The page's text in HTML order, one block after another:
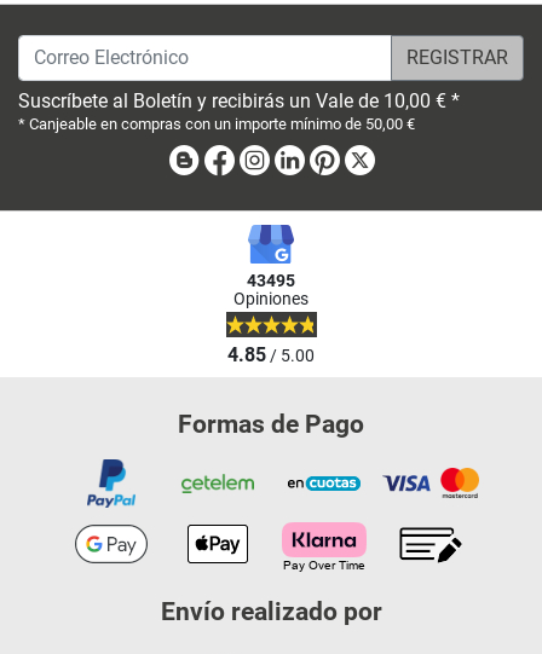
Correo Electrónico
Suscríbete al Boletín y recibirás un Vale de 10,00 € *
* Canjeable en compras con un importe mínimo de 50,00 €
BlogFacebook
Instagram
LinkedinPinterest
43495
Opiniones
4.85/ 5.00
Formas de Pago
Envío realizado por